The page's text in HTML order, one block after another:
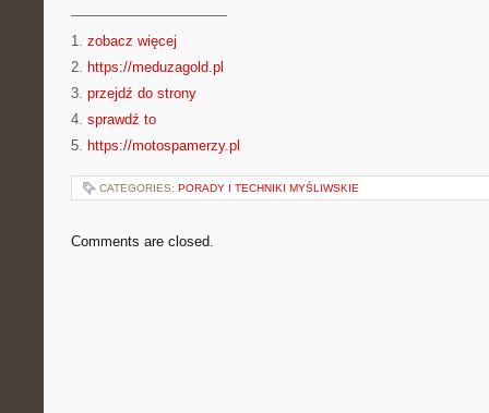
———————————
1. zobacz więcej
2. https://meduzagold.pl
3. przejdź do strony
4. sprawdź to
5. https://motospamerzy.pl
CATEGORIES: PORADY I TECHNIKI MYŚLIWSKIE
Comments are closed.